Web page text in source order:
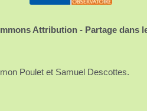
Attribution - Partage dans
Poulet et Samuel Descottes.